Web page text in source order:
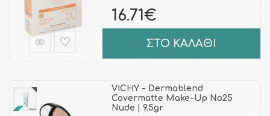
16.71€
ΣΤΟ ΚΑΛΑΘΙ
VICHY - Dermablend
Covermatte Make-Up No25
Nude | 9.5gr